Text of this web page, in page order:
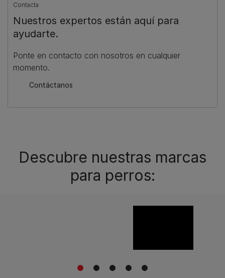
Contacta
Nuestros expertos están aquí para
ayudarte.
Ponte en contacto con nosotros en cualquier
momento.
Contáctanos
Descubre nuestras marcas
para perros:
1 2 3 4 5